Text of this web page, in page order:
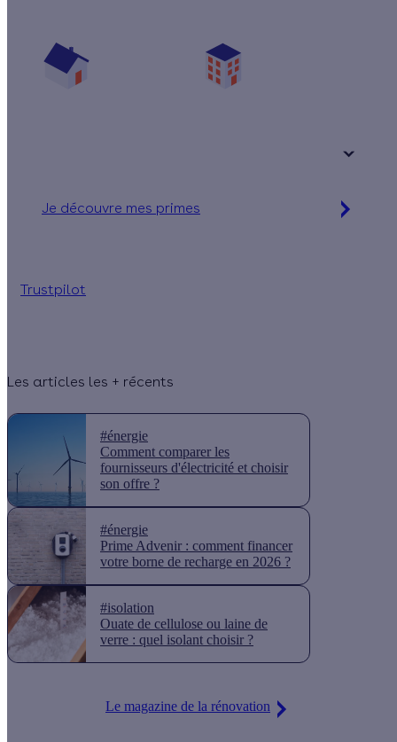
Je découvre mes primes
Trustpilot
Les articles les + récents
#énergie
Comment comparer les
fournisseurs d'électricité et choisir
son offre ?
#énergie
Prime Advenir : comment financer
votre borne de recharge en 2026 ?
#isolation
Ouate de cellulose ou laine de
verre : quel isolant choisir ?
Le magazine de la rénovation